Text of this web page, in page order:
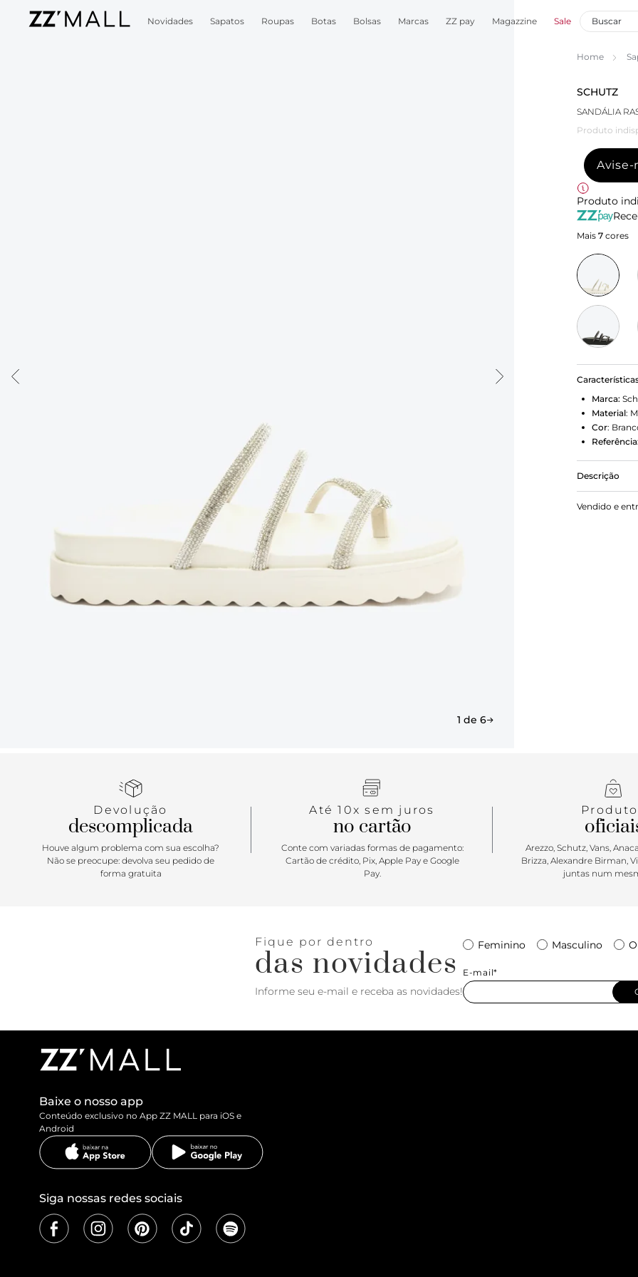
Novidades Sapatos Roupas Botas Bolsas Marcas ZZ pay Magazzine Sale
1 de 6
Home
SCHUTZ
SANDÁLIA
Produto
Avise-
Produto
Mais 7 cores
Marca:
Material:
Cor:
Referência:
Descrição
Estilosa,
um tom de
Vendido e
Devolução
descomplicada
Houve algum problema com sua escolha?
Não se preocupe: devolva seu pedido de
forma gratuita
Até 10x sem juros
no cartão
Conte com variadas formas de pagamento:
Cartão de crédito, Pix, Apple Pay e Google
Pay.
Arezzo, Schutz, Vans,
Brizza, Alexandre Birman,
juntas num
Fique por dentro
das novidades
Informe seu e-mail e receba as novidades!
Feminino Masculino
E-mail*
Baixe o nosso app
Conteúdo exclusivo no App ZZ MALL para iOS e
Android
Siga nossas redes sociais